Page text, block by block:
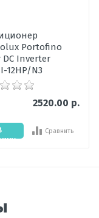
Portofino
DC Inverter
12HP/N3
2520.00 р.
Сравнить